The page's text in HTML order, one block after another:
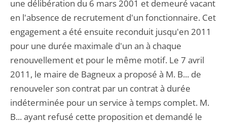
une délibération du 6 mars 2001 et demeuré vacant
en l'absence de recrutement d'un fonctionnaire. Cet
engagement a été ensuite reconduit jusqu'en 2011
pour une durée maximale d'un an à chaque
renouvellement et pour le même motif. Le 7 avril
2011, le maire de Bagneux a proposé à M. B... de
renouveler son contrat par un contrat à durée
indéterminée pour un service à temps complet. M.
B... ayant refusé cette proposition et demandé le